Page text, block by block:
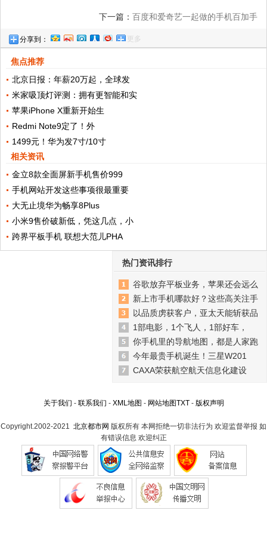
下一篇： 百度和爱奇艺一起做的手机百加手
分享到： 更多
焦点推荐
北京日报：年薪20万起，全球发
米家吸顶灯评测：拥有更智能和实
苹果iPhone X重新开始生
Redmi Note9定了！外
1499元！华为发7寸/10寸
相关资讯
金立8款全面屏新手机售价999
手机网站开发这些事项很最重要
大无止境华为畅享8Plus
小米9售价破新低，凭这几点，小
跨界平板手机 联想大范儿PHA
热门资讯排行
谷歌放弃平板业务，苹果还会远么
新上市手机哪款好？这些高关注手
以品质虏获客户，亚太天能斩获品
1部电影，1个飞人，1部好车，
你手机里的导航地图，都是人家跑
今年最贵手机诞生！三星W201
CAXA荣获航空航天信息化建设
关于我们 - 联系我们 - XML地图 - 网站地图TXT- 版权声明
Copyright.2002-2021 北京都市网 版权所有 本网拒绝一切非法行为 欢迎监督举报 如
有错误信息 欢迎纠正